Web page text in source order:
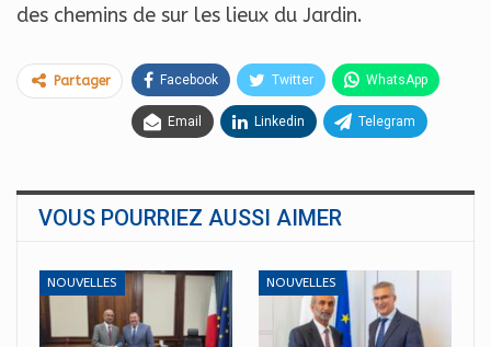
des chemins de sur les lieux du Jardin.
Partager Facebook Twitter WhatsApp
Email Linkedin Telegram
VOUS POURRIEZ AUSSI AIMER
NOUVELLES NOUVELLES